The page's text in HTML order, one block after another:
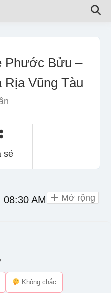
Phước Bửu –
Rịa Vũng Tàu
sẻ
08:30 AM - 08:00 PM
Không chắc
Mở rộng